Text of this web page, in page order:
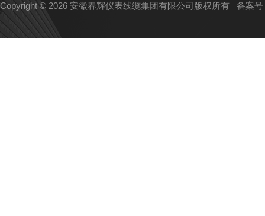
Copyright © 2026 安徽春辉仪表线缆集团有限公司版权所有 备案号